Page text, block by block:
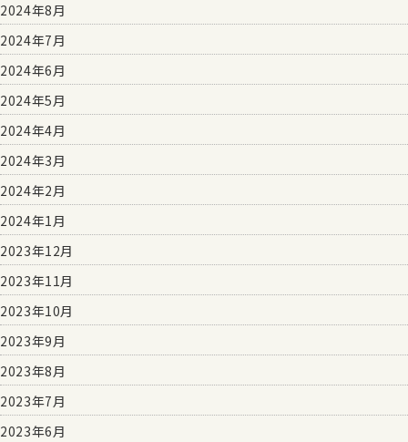
2024年8月
2024年7月
2024年6月
2024年5月
2024年4月
2024年3月
2024年2月
2024年1月
2023年12月
2023年11月
2023年10月
2023年9月
2023年8月
2023年7月
2023年6月